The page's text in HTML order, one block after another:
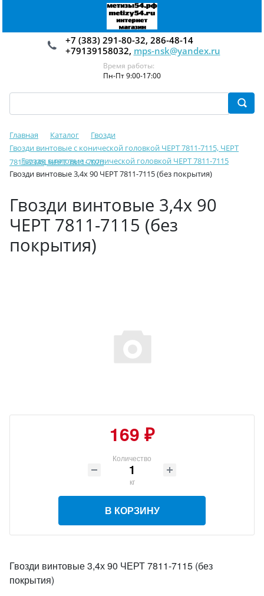
+7 (383) 291-80-32, 286-48-14
+79139158032, mps-nsk@yandex.ru
Время работы:
Пн-Пт 9:00-17:00
Главная Каталог
Гвозди
Гвозди винтовые с конической головкой ЧЕРТ 7811-7115, ЧЕРТ
7811-7335, ЧЕРТ 7811-7070
Гвозди винтовые с конической головкой ЧЕРТ 7811-7115
Гвозди винтовые 3,4х 90 ЧЕРТ 7811-7115 (без покрытия)
Гвозди винтовые 3,4х 90
ЧЕРТ 7811-7115 (без
покрытия)
169 ₽
Количество
кг
В КОРЗИНУ
Гвозди винтовые 3,4х 90 ЧЕРТ 7811-7115 (без
покрытия)